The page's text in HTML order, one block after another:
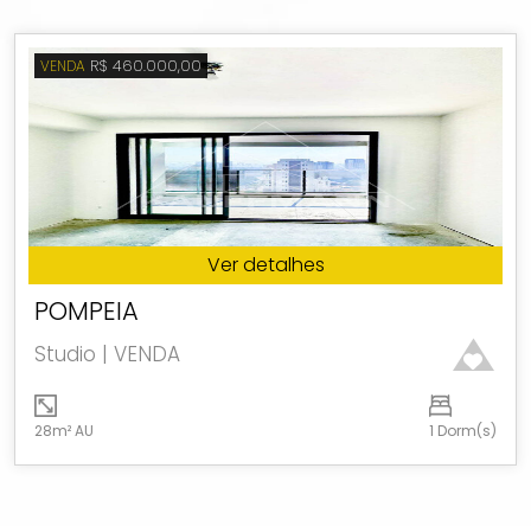
VENDA R$ 460.000,00
Ver detalhes
POMPEIA
Studio | VENDA
28m² AU 1 Dorm(s)